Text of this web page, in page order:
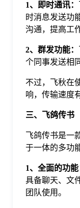
1、即时通讯：
时消息发送功
沟通，提高工
2、群发功能：
个同事发送相
不过，飞秋在
响，传输速度
三、飞鸽传书
飞鸽传书是一
于一体的多功
1、全面的功能
具备聊天、文
团队使用。